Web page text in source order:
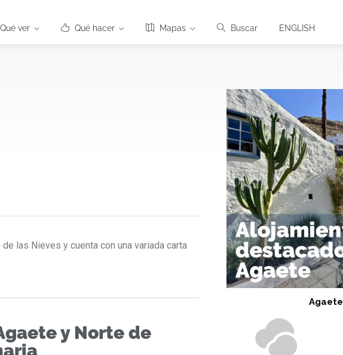
Qué ver Qué hacer Mapas Buscar ENGLISH
las Nieves y cuenta con una variada carta
y Norte de
Agaete